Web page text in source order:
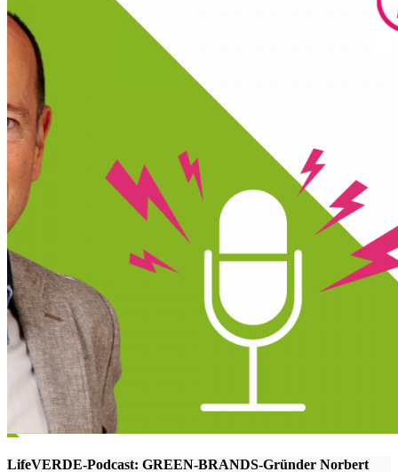
LifeVERDE-Podcast: GREEN-BRANDS-Gründer Norbert